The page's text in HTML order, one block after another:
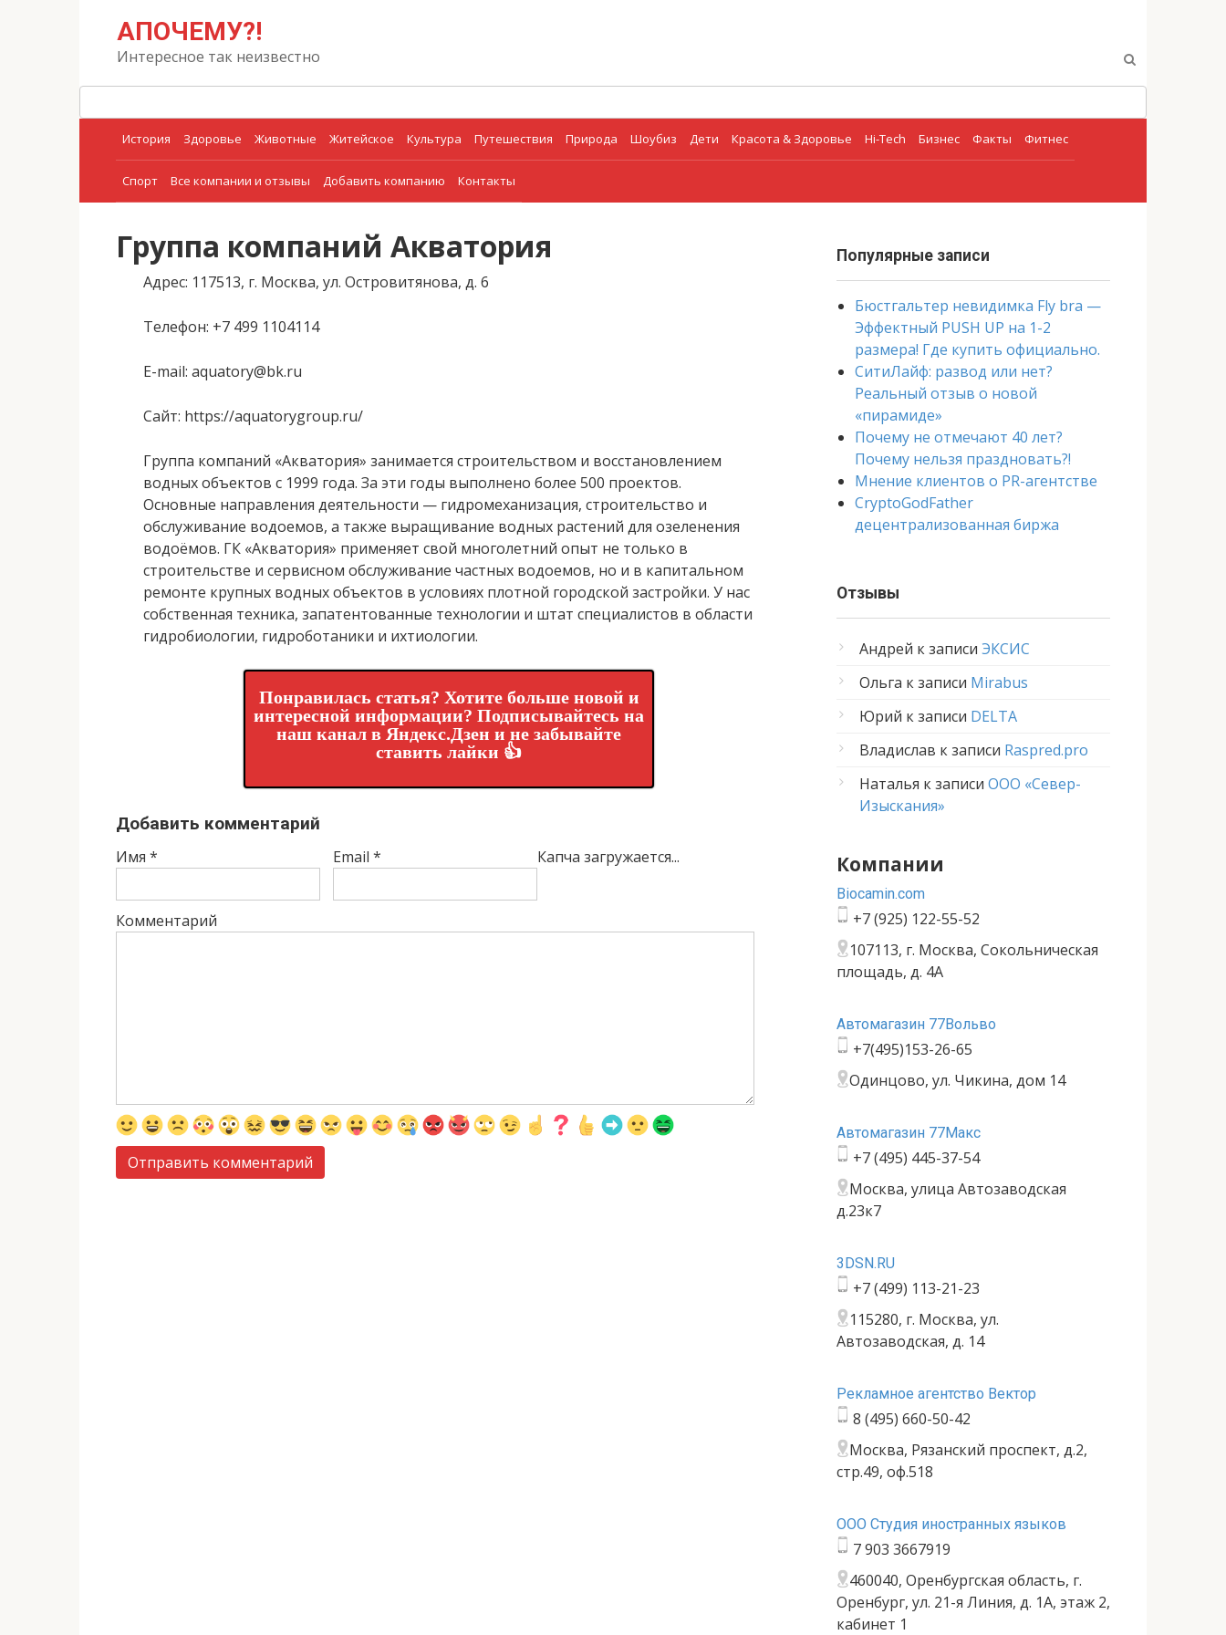
АПОЧЕМУ?!
Интересное так неизвестно
История Здоровье Животные Житейское Культура Путешествия Природа Шоубиз Дети Красота & Здоровье Hi-Tech Бизнес Факты Фитнес
Спорт Все компании и отзывы Добавить компанию Контакты
Группа компаний Акватория
Адрес: 117513, г. Москва, ул. Островитянова, д. 6
Телефон: +7 499 1104114
E-mail: aquatory@bk.ru
Сайт: https://aquatorygroup.ru/
Группа компаний «Акватория» занимается строительством и восстановлением
водных объектов с 1999 года. За эти годы выполнено более 500 проектов.
Основные направления деятельности — гидромеханизация, строительство и
обслуживание водоемов, а также выращивание водных растений для озеленения
водоёмов. ГК «Акватория» применяет свой многолетний опыт не только в
строительстве и сервисном обслуживание частных водоемов, но и в капитальном
ремонте крупных водных объектов в условиях плотной городской застройки. У нас
собственная техника, запатентованные технологии и штат специалистов в области
гидробиологии, гидроботаники и ихтиологии.
Понравилась статья? Хотите больше новой и
интересной информации? Подписывайтесь на
наш канал в Яндекс.Дзен и не забывайте
ставить лайки 👍
Добавить комментарий
Имя * Email * Капча загружается...
Комментарий
Популярные записи
Бюстгальтер невидимка Fly bra —
Эффектный PUSH UP на 1-2
размера! Где купить официально.
СитиЛайф: развод или нет?
Реальный отзыв о новой
«пирамиде»
Почему не отмечают 40 лет?
Почему нельзя праздновать?!
Мнение клиентов о PR-агентстве
CryptoGodFather
децентрализованная биржа
Отзывы
Андрей к записи ЭКСИС
Ольга к записи Mirabus
Юрий к записи DELTA
Владислав к записи Raspred.pro
Наталья к записи ООО «Север-
Изыскания»
Компании
Bioсamin.com
+7 (925) 122-55-52
107113, г. Москва, Сокольническая
площадь, д. 4А
Автомагазин 77Вольво
+7(495)153-26-65
Одинцово, ул. Чикина, дом 14
Автомагазин 77Макс
+7 (495) 445-37-54
Москва, улица Автозаводская
д.23к7
3DSN.RU
+7 (499) 113-21-23
115280, г. Москва, ул.
Автозаводская, д. 14
Рекламное агентство Вектор
8 (495) 660-50-42
Москва, Рязанский проспект, д.2,
стр.49, оф.518
ООО Студия иностранных языков
7 903 3667919
460040, Оренбургская область, г.
Оренбург, ул. 21-я Линия, д. 1А, этаж 2,
кабинет 1